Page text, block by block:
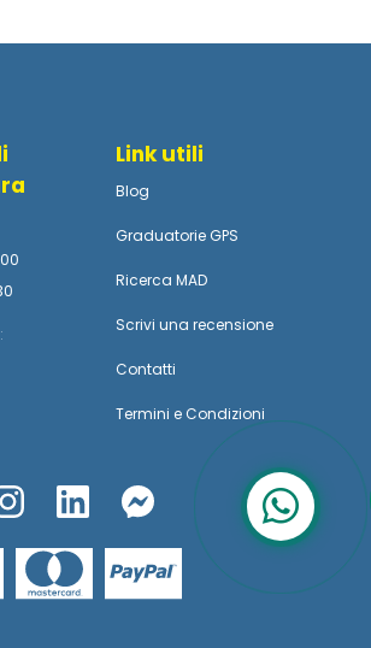
Link utili
Blog
Graduatorie GPS
Ricerca MAD
Scrivi una recensione
Contatti
Termini e Condizioni